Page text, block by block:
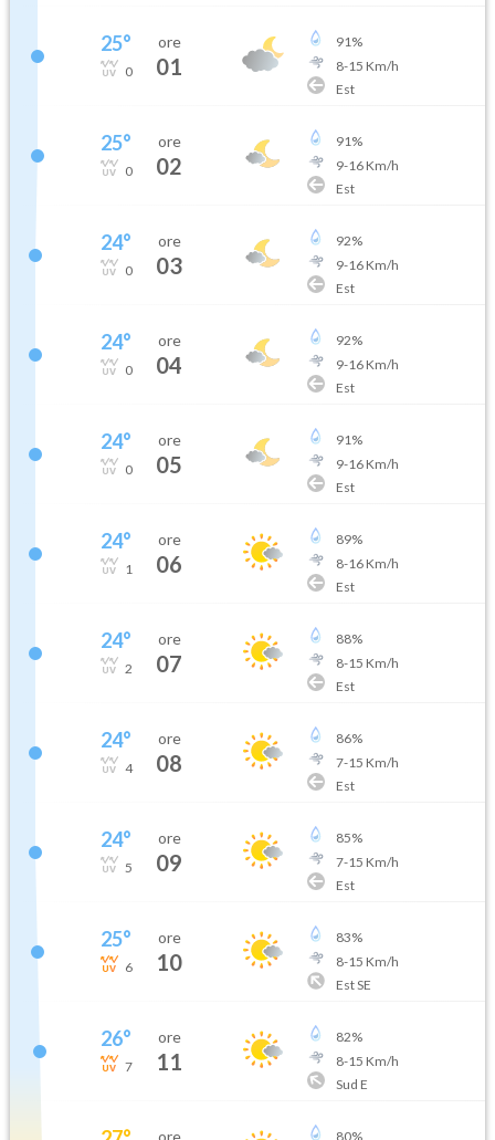
25°
0
ore
01
91%
8-15 Km/h
Est
25°
0
ore
02
91%
9-16Km/h
Est
24°
0
ore
03
92%
9-16Km/h
Est
24°
0
ore
04
92%
9-16Km/h
Est
24°
0
ore
05
91%
9-16Km/h
Est
24°
1
ore
06
89%
8-16Km/h
Est
24°
2
ore
07
88%
8-15 Km/h
Est
24°
4
ore
08
86%
7-15 Km/h
Est
24°
5
ore
09
85%
7-15 Km/h
Est
25°
6
ore
10
83%
8-15 Km/h
Est SE
26°
7
ore
11
82%
8-15 Km/h
Sud E
ore 80%